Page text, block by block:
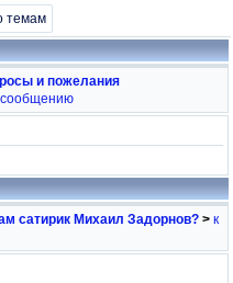
темам
и пожелания
сообщению
сатирик Михаил Задорнов? > к